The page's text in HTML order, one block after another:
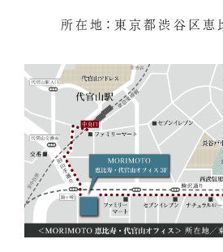
所在地：東京都渋谷区